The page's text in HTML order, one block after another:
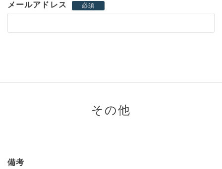
メールアドレス 必須
その他
備考